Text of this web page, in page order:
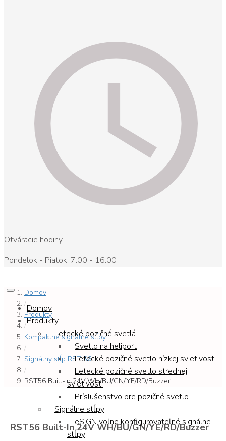
Otváracie hodiny
Pondelok - Piatok: 7:00 - 16:00
Domov
Produkty
Letecké pozičné svetlá
Svetlo na heliport
Letecké pozičné svetlo nízkej svietivosti
Letecké pozičné svetlo strednej
svietivosti
Príslušenstvo pre pozičné svetlo
Signálne stĺpy
eSIGN voľne konfigurovateľné signálne
stĺpy
Domov
/
Produkty
/
Kompaktné signálne stĺpy
/
Signálny stĺp RST 56
/
RST56 Built-In 24V WH/BU/GN/YE/RD/Buzzer
RST56 Built-In 24V WH/BU/GN/YE/RD/Buzzer